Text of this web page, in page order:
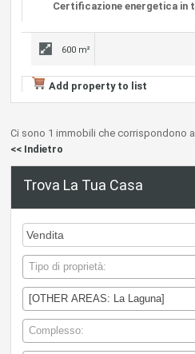
Certificazione energetica in
600 m²
Add property to list
Ci sono 1 immobili che corrispondono
<< Indietro
Trova La Tua Casa
Tipo di proprietà:
[OTHER AREAS: La Laguna]
Complesso: